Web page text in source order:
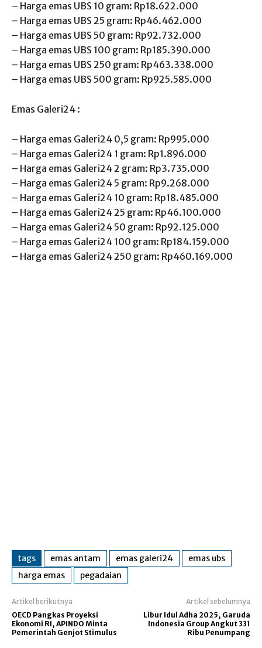
– Harga emas UBS 10 gram: Rp18.622.000
– Harga emas UBS 25 gram: Rp46.462.000
– Harga emas UBS 50 gram: Rp92.732.000
– Harga emas UBS 100 gram: Rp185.390.000
– Harga emas UBS 250 gram: Rp463.338.000
– Harga emas UBS 500 gram: Rp925.585.000
Emas Galeri24 :
– Harga emas Galeri24 0,5 gram: Rp995.000
– Harga emas Galeri24 1 gram: Rp1.896.000
– Harga emas Galeri24 2 gram: Rp3.735.000
– Harga emas Galeri24 5 gram: Rp9.268.000
– Harga emas Galeri24 10 gram: Rp18.485.000
– Harga emas Galeri24 25 gram: Rp46.100.000
– Harga emas Galeri24 50 gram: Rp92.125.000
– Harga emas Galeri24 100 gram: Rp184.159.000
– Harga emas Galeri24 250 gram: Rp460.169.000
tags emas antam emas galeri24
emas ubs
harga emas
pegadaian
Artikel berikutnya
OECD Pangkas Proyeksi
Ekonomi RI, APINDO Minta
Pemerintah Genjot Stimulus
Artikel sebelumnya
Libur Idul Adha 2025, Garuda
Indonesia Group Angkut 331
Ribu Penumpang